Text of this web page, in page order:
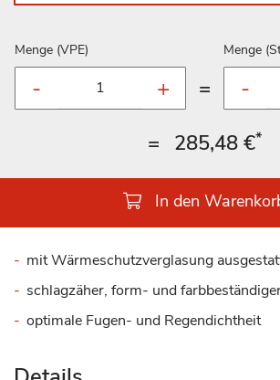
Menge (VPE)
=
Menge
= 285,48 €*
In den
mit Wärmeschutzverglasung
schlagzäher, form- und
optimale Fugen- und Regendichtheit